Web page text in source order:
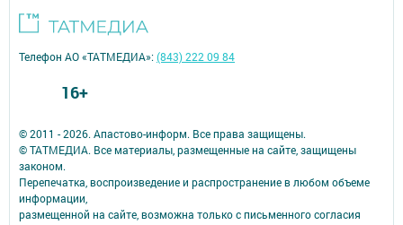
© 2011 - 2026. Апастово-информ. Все права защищены.
© ТАТМЕДИА. Все материалы, размещенные на сайте, защищены
законом.
Перепечатка, воспроизведение и распространение в любом объеме
информации,
размещенной на сайте, возможна только с письменного согласия
Телефон АО «ТАТМЕДИА»:(843) 222 09 84
16+